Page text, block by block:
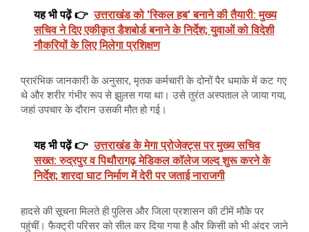
यह भी पढ़ें 👉 उत्तराखंड को 'स्किल हब' बनाने की तैयारी: मुख्य
सचिव ने दिए एकीकृत डैशबोर्ड बनाने के निर्देश; युवाओं को विदेशी
नौकरियों के लिए मिलेगा प्रशिक्षण
प्रारंभिक जानकारी के अनुसार, मृतक कर्मचारी के दोनों पैर धमाके में कट गए
थे और शरीर गंभीर रूप से झुलस गया था। उसे तुरंत अस्पताल ले जाया गया,
जहां उपचार के दौरान उसकी मौत हो गई।
यह भी पढ़ें 👉 उत्तराखंड के मेगा प्रोजेक्ट्स पर मुख्य सचिव
सख्त: रुद्रपुर व पिथौरागढ़ मेडिकल कॉलेज जल्द शुरू करने के
निर्देश; शारदा घाट निर्माण में देरी पर जताई नाराजगी
हादसे की सूचना मिलते ही पुलिस और जिला प्रशासन की टीमें मौके पर
पहुंचीं। फैक्ट्री परिसर को सील कर दिया गया है और किसी को भी अंदर जाने